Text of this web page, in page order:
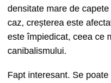
densitate mare de
caz, creșterea este
este împiedicat, ceea ce
canibalismului.
Fapt interesant. Se